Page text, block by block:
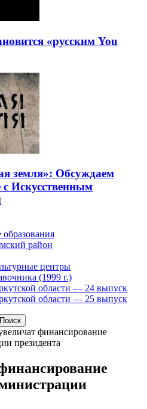
«русским You
земля»: Обсуждаем
с Искусственным
район
центры
(1999 г.)
области — 24 выпуск
области — 25 выпуск
финансирование
президента